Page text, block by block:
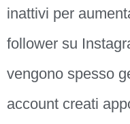
inattivi per
follower su
vengono spesso
account creati